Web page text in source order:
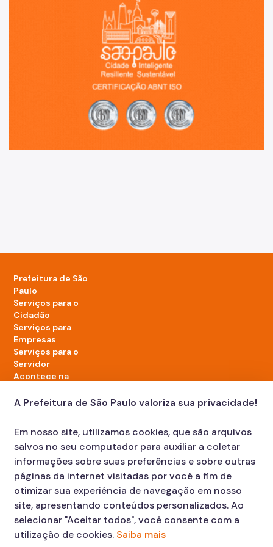
Prefeitura de São
Paulo
Serviços para o
Cidadão
Serviços para
Empresas
Serviços para o
Servidor
Acontece na
LinkedIn da Prefeitura de São Paulo
TikTok da Prefeitura de São Paulo
YouTube da Prefeitura de São Paulo
X da Prefeitura de São Paulo
Instagram da Prefeitura de São Paulo
Facebook da Prefeitura de São Paulo
Diário Oficial
A Prefeitura de São Paulo valoriza sua privacidade!
Em nosso site, utilizamos cookies, que são arquivos
salvos no seu computador para auxiliar a coletar
informações sobre suas preferências e sobre outras
páginas da internet visitadas por você a fim de
otimizar sua experiência de navegação em nosso
site, apresentando conteúdos personalizados. Ao
selecionar "Aceitar todos", você consente com a
utilização de cookies. Saiba mais